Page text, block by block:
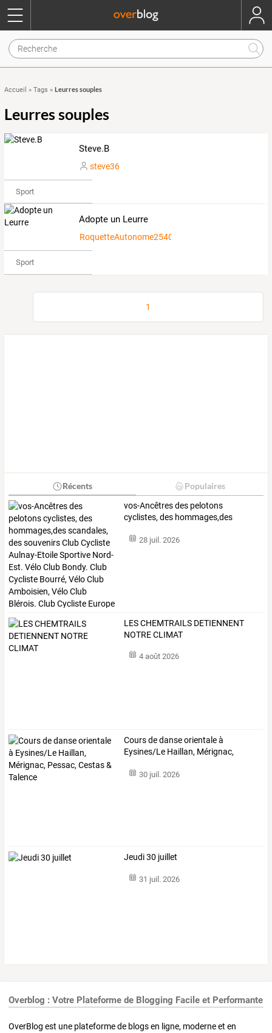
Accueil » Tags » Leurres souples
Leurres souples
Steve.B
steve36
Sport
Adopte un Leurre
RoquetteAutonome2540504
Sport
1
Récents Populaires
vos-Ancêtresdes pelotons
cyclistes,des hommages,des
28 juil. 2026
LES CHEMTRAILS DETIENNENT
NOTRE CLIMAT
4 août 2026
Coursdedanseorientaleà
Eysines/Le Haillan, Mérignac,
30 juil. 2026
Jeudi 30 juillet
31 juil. 2026
Overblog : Votre Plateforme de Blogging Facile et Performante
OverBlog est une plateforme de blogs en ligne, moderne et en